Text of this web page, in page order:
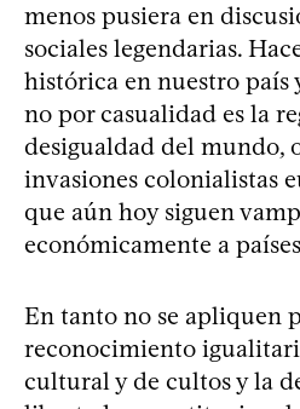
menos pusiera en
sociales legendarias.
histórica en nuestro país
no por casualidad es la
desigualdad del mundo,
invasiones colonialistas
que aún hoy siguen
económicamente a
En tanto no se apliquen
reconocimiento
cultural y de cultos y la